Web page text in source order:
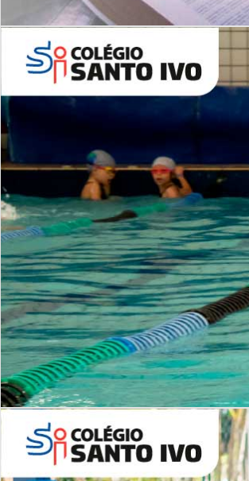
Leituras Literárias
Período Integral | Saiba mais
ALUNOS NOVOS
Entre em Contato
INSTITUCIONAL